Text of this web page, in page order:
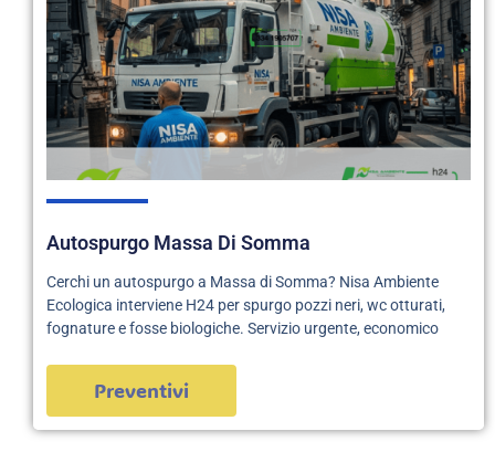
Autospurgo Massa Di Somma
Cerchi un autospurgo a Massa di Somma? Nisa Ambiente
Ecologica interviene H24 per spurgo pozzi neri, wc otturati,
fognature e fosse biologiche. Servizio urgente, economico
Preventivi